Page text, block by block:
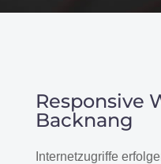
Responsive
Backnang
Internetzugriffe